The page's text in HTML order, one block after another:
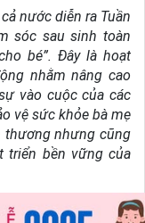
nước diễn ra Tuần
sóc sau sinh toàn
bé”. Đây là hoạt
nhằm nâng cao
vào cuộc của các
vệ sức khỏe bà mẹ
thương nhưng cũng
triển bền vững của